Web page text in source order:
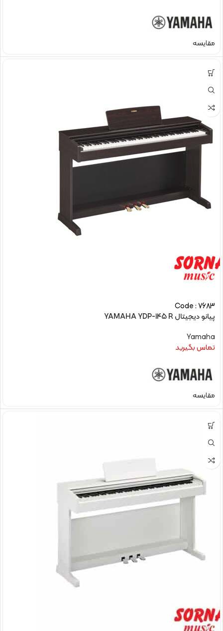
مقایسه
Code : 7683
پیانو دیجیتال YAMAHA YDP-145 R
Yamaha
تماس بگیرید
مقایسه